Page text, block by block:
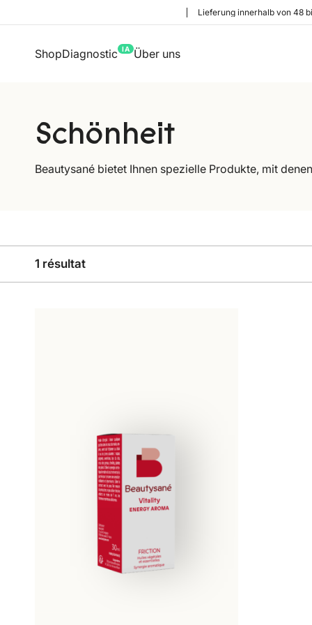
Lieferung innerhalb von 48
ShopDiagnostic IA Über uns
Schönheit
Beautysané bietet Ihnen spezielle Produkte, mit
1 résultat